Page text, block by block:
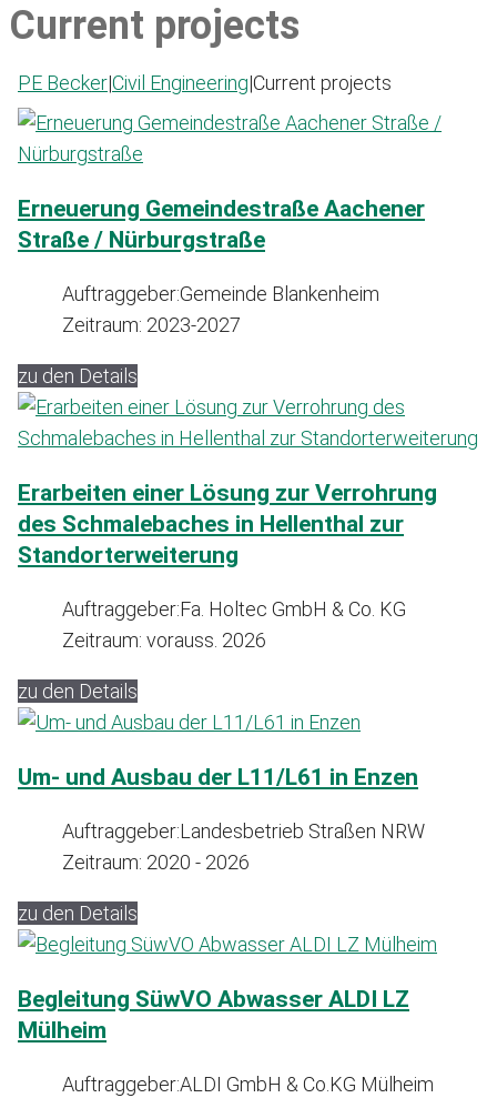
Current projects
PE Becker|Civil Engineering|Current projects
Erneuerung Gemeindestraße Aachener
Straße / Nürburgstraße
Auftraggeber:Gemeinde Blankenheim
Zeitraum: 2023-2027
zu den Details
Erarbeiten einer Lösung zur Verrohrung
des Schmalebaches in Hellenthal zur
Standorterweiterung
Auftraggeber:Fa. Holtec GmbH & Co. KG
Zeitraum: vorauss. 2026
zu den Details
Um- und Ausbau der L11/L61 in Enzen
Auftraggeber:Landesbetrieb Straßen NRW
Zeitraum: 2020 - 2026
zu den Details
Begleitung SüwVO Abwasser ALDI LZ
Mülheim
Auftraggeber:ALDI GmbH & Co.KG Mülheim